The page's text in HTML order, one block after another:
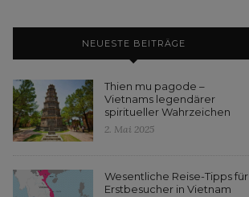
NEUESTE BEITRÄGE
Thien mu pagode –
Vietnams legendärer
spiritueller Wahrzeichen
2. Mai 2025
Wesentliche Reise-Tipps für
Erstbesucher in Vietnam